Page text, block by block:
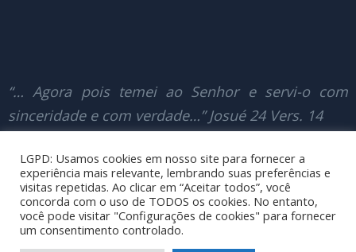
“… Agora pois temei ao Senhor e servi-o com
sinceridade e com verdade…” Josué 24 Vers. 14
© Copyright 2025 – Todos os Direitos
Reservados – Plisved
Desenvolvido por:
LGPD: Usamos cookies em nosso site para fornecer a
experiência mais relevante, lembrando suas preferências e
visitas repetidas. Ao clicar em “Aceitar todos”, você
concorda com o uso de TODOS os cookies. No entanto,
você pode visitar "Configurações de cookies" para fornecer
um consentimento controlado.